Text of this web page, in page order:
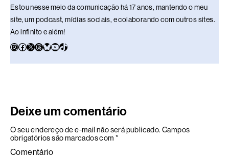
Estou nesse meio da comunicação há 17 anos, mantendo o meu
site, um podcast, mídias sociais, e colaborando com outros sites.
Ao infinito e além!
Deixe um comentário
O seu endereço de e-mail não será publicado. Campos
obrigatórios são marcados com *
Comentário